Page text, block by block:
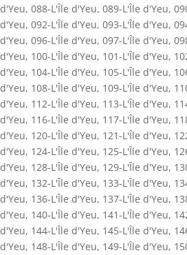
d'Yeu, 088-L'Île d'Yeu, 089-L'Île d'Yeu,
d'Yeu, 092-L'Île d'Yeu, 093-L'Île d'Yeu,
d'Yeu, 096-L'Île d'Yeu, 097-L'Île d'Yeu,
d'Yeu, 100-L'Île d'Yeu, 101-L'Île d'Yeu,
d'Yeu, 104-L'Île d'Yeu, 105-L'Île d'Yeu,
d'Yeu, 108-L'Île d'Yeu, 109-L'Île d'Yeu,
d'Yeu, 112-L'Île d'Yeu, 113-L'Île d'Yeu,
d'Yeu, 116-L'Île d'Yeu, 117-L'Île d'Yeu,
d'Yeu, 120-L'Île d'Yeu, 121-L'Île d'Yeu,
d'Yeu, 124-L'Île d'Yeu, 125-L'Île d'Yeu,
d'Yeu, 128-L'Île d'Yeu, 129-L'Île d'Yeu,
d'Yeu, 132-L'Île d'Yeu, 133-L'Île d'Yeu,
d'Yeu, 136-L'Île d'Yeu, 137-L'Île d'Yeu,
d'Yeu, 140-L'Île d'Yeu, 141-L'Île d'Yeu,
d'Yeu, 144-L'Île d'Yeu, 145-L'Île d'Yeu,
d'Yeu, 148-L'Île d'Yeu, 149-L'Île d'Yeu,